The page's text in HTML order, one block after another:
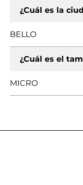
¿Cuál es la
BELLO
¿Cuál es el
MICRO